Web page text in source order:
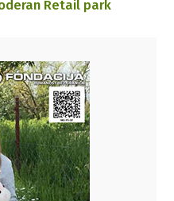
Retail park